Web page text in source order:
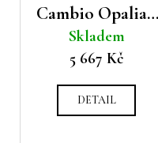
Cambio Opalia s
řetízkem
Skladem
5 667 Kč
DETAIL